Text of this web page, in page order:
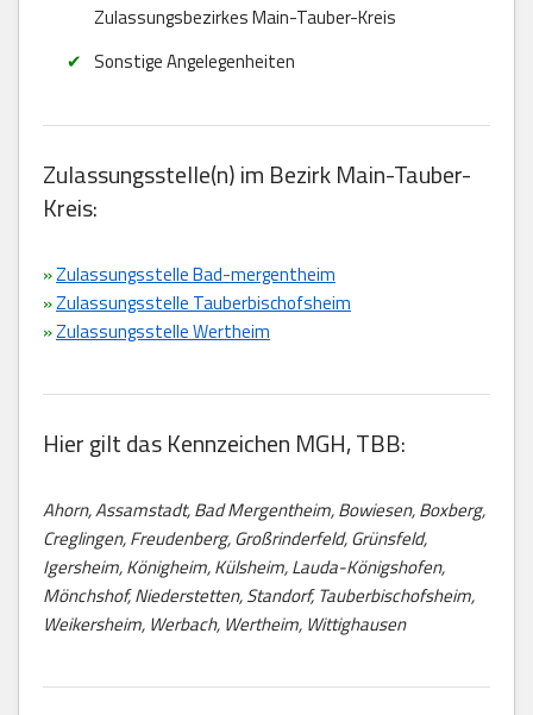
Zulassungsbezirkes Main-Tauber-Kreis
Sonstige Angelegenheiten
Zulassungsstelle(n) im Bezirk Main-Tauber-
Kreis:
»Zulassungsstelle Bad-mergentheim
»Zulassungsstelle Tauberbischofsheim
»Zulassungsstelle Wertheim
Hier gilt das Kennzeichen MGH, TBB:
Ahorn, Assamstadt, Bad Mergentheim, Bowiesen, Boxberg,
Creglingen, Freudenberg, Großrinderfeld, Grünsfeld,
Igersheim, Königheim, Külsheim, Lauda-Königshofen,
Mönchshof, Niederstetten, Standorf, Tauberbischofsheim,
Weikersheim, Werbach, Wertheim, Wittighausen